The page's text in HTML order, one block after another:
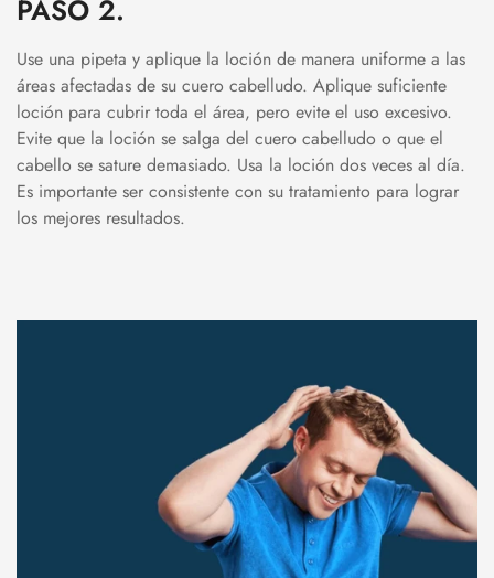
PASO 2.
Use una pipeta y aplique la loción de manera uniforme a las
áreas afectadas de su cuero cabelludo. Aplique suficiente
loción para cubrir toda el área, pero evite el uso excesivo.
Evite que la loción se salga del cuero cabelludo o que el
cabello se sature demasiado. Usa la loción dos veces al día.
Es importante ser consistente con su tratamiento para lograr
los mejores resultados.